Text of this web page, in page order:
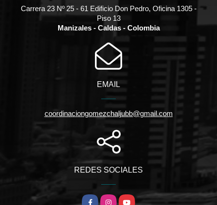
Carrera 23 Nº 25 - 61 Edificio Don Pedro, Oficina 1305 -
Piso 13
Manizales - Caldas - Colombia
EMAIL
coordinaciongomezchaljubb@gmail.com
REDES SOCIALES
FacebookInstagramYouTube